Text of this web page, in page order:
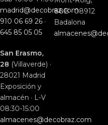
madrid@decobraz.com
910 06 69 26 ·
645 85 05 05
San Erasmo,
28 (Villaverde) ·
28021 Madrid
Exposición y
almacén · L-V
08:30-15:00
almacenes@decobraz.com
88B · 08912
Badalona